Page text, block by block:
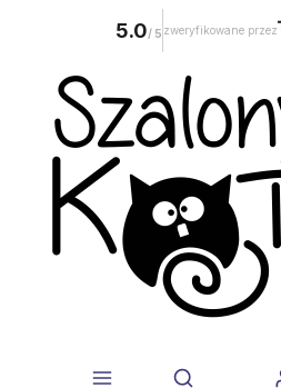
Otwórz
5.0/ 5 zweryfikowane przez